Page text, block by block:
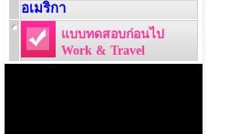
อเมริกา
แบบทดสอบก่อนไป
Work & Travel